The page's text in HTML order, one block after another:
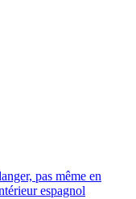
pas même en
espagnol